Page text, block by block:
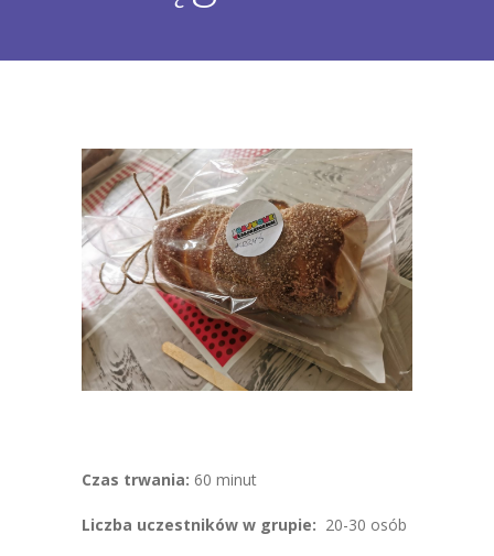
Czas trwania: 60 minut
Liczba uczestników w grupie: 20-30 osób